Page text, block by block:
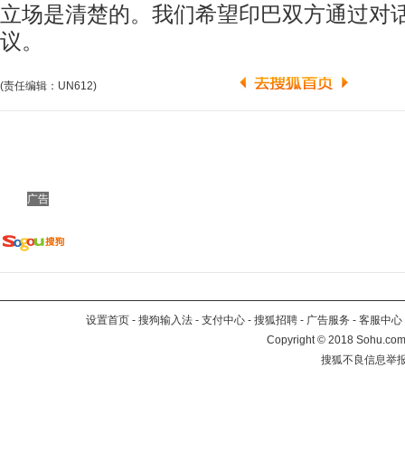
立场是清楚的。我们希望印巴双方通过对
议。
(责任编辑：UN612)
广告
设置首页 - 搜狗输入法 - 支付中心 - 搜狐招聘 - 广告服务 - 客服中心
Copyright©2018
搜狐不良信息举